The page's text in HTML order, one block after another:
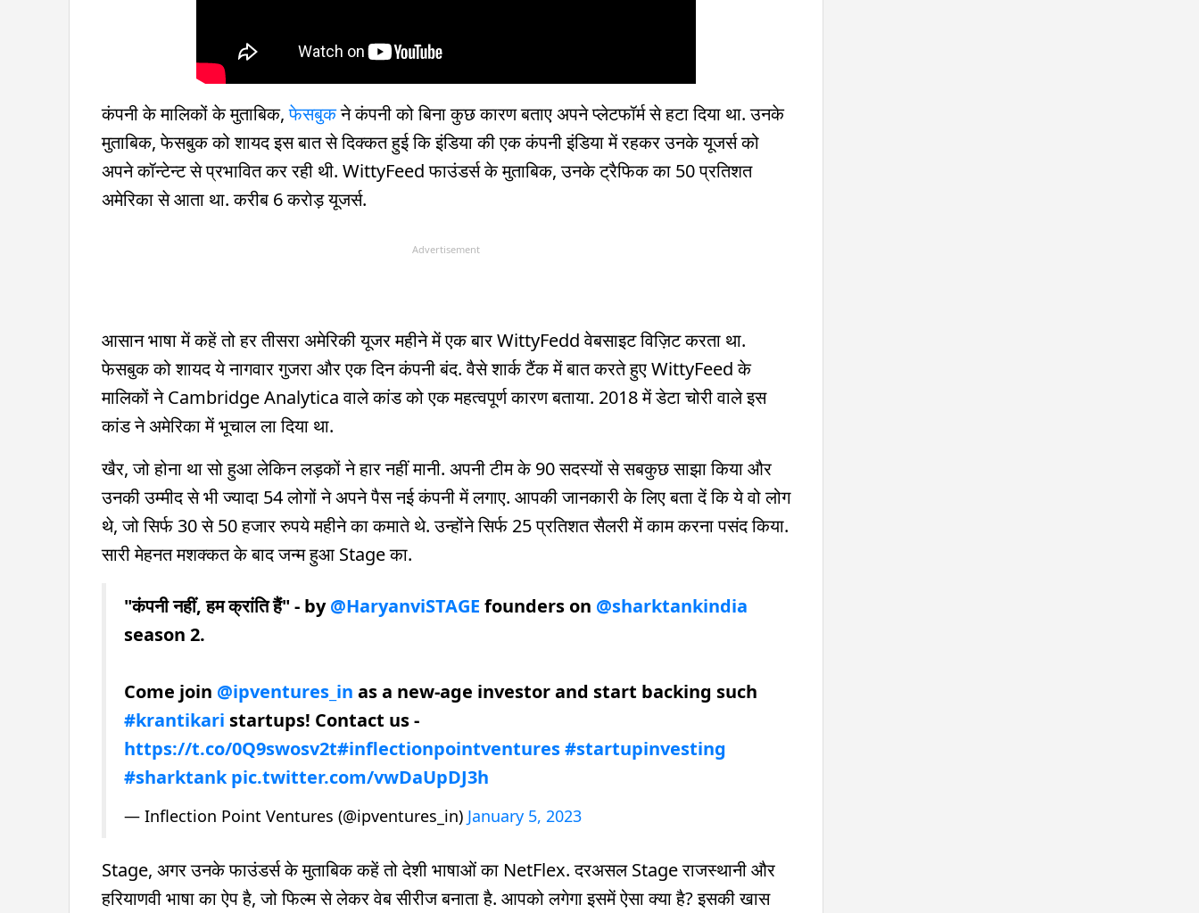
कंपनी के मालिकों के मुताबिक,फेसबुकने कंपनी को बिना कुछ कारण बताए अपने प्लेटफॉर्म से हटा दिया था. उनके
मुताबिक, फेसबुक को शायद इस बात से दिक्कत हुई कि इंडिया की एक कंपनी इंडिया में रहकर उनके यूजर्स को
अपने कॉन्टेन्ट से प्रभावित कर रही थी. WittyFeed फाउंडर्स के मुताबिक, उनके ट्रैफिक का 50 प्रतिशत
अमेरिका से आता था. करीब 6 करोड़ यूजर्स.
Advertisement
आसान भाषा में कहें तो हर तीसरा अमेरिकी यूजर महीने में एक बार WittyFedd वेबसाइट विज़िट करता था.
फेसबुक को शायद ये नागवार गुजरा और एक दिन कंपनी बंद. वैसे शार्क टैंक में बात करते हुए WittyFeed के
मालिकों ने Cambridge Analytica वाले कांड को एक महत्वपूर्ण कारण बताया. 2018 में डेटा चोरी वाले इस
कांड ने अमेरिका में भूचाल ला दिया था.
खैर, जो होना था सो हुआ लेकिन लड़कों ने हार नहीं मानी. अपनी टीम के 90 सदस्यों से सबकुछ साझा किया और
उनकी उम्मीद से भी ज्यादा 54 लोगों ने अपने पैस नई कंपनी में लगाए. आपकी जानकारी के लिए बता दें कि ये वो लोग
थे, जो सिर्फ 30 से 50 हजार रुपये महीने का कमाते थे. उन्होंने सिर्फ 25 प्रतिशत सैलरी में काम करना पसंद किया.
सारी मेहनत मशक्कत के बाद जन्म हुआ Stage का.
"कंपनी नहीं, हम क्रांति हैं" - by@HaryanviSTAGE founders on @sharktankindia
season 2.
Come join @ipventures_in as a new-age investor and start backing such
#krantikari startups! Contact us -
https://t.co/0Q9swosv2t#inflectionpointventures#startupinvesting
#sharktank pic.twitter.com/vwDaUpDJ3h
— Inflection Point Ventures (@ipventures_in) January 5, 2023
Stage, अगर उनके फाउंडर्स के मुताबिक कहें तो देशी भाषाओं का NetFlex. दरअसल Stage राजस्थानी और
हरियाणवी भाषा का ऐप है, जो फिल्म से लेकर वेब सीरीज बनाता है. आपको लगेगा इसमें ऐसा क्या है? इसकी खास